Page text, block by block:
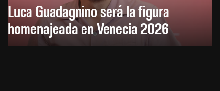
Luca Guadagnino será la figura
homenajeada en Venecia 2026